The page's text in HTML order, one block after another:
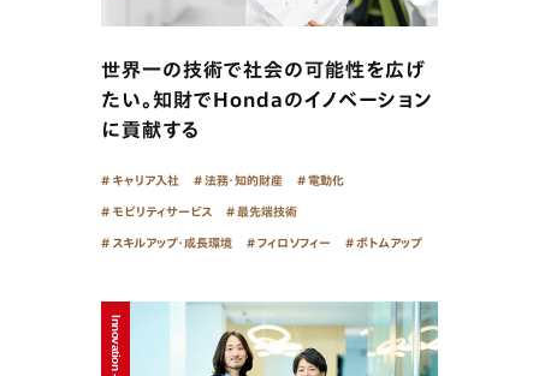
世界一の技術で社会の可能性を広げ
たい。知財でHondaのイノベーション
に貢献する
キャリア入社 法務・知的財産 電動化
モビリティサービス 最先端技術
スキルアップ・成長環境 フィロソフィー ボトムアップ